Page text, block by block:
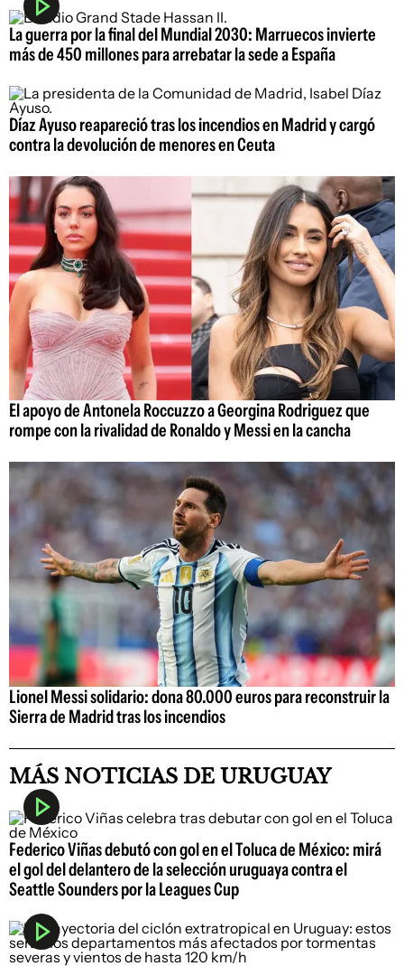
La guerra por la final del Mundial 2030: Marruecos invierte
más de 450 millones para arrebatar la sede a España
Díaz Ayuso reapareció tras los incendios en Madrid y cargó
contra la devolución de menores en Ceuta
El apoyo de Antonela Roccuzzo a Georgina Rodriguez que
rompe con la rivalidad de Ronaldo y Messi en la cancha
Lionel Messi solidario: dona 80.000 euros para reconstruir la
Sierra de Madrid tras los incendios
MÁS NOTICIAS DE URUGUAY
Federico Viñas debutó con gol en el Toluca de México: mirá
el gol del delantero de la selección uruguaya contra el
Seattle Sounders por la Leagues Cup